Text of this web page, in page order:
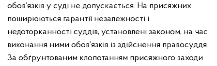
обов’язків у суді не допускається. На присяжних
поширюються гарантії незалежності і
недоторканності суддів, установлені законом, на час
виконання ними обов’язків із здійснення правосуддя.
За обґрунтованим клопотанням присяжного заходи